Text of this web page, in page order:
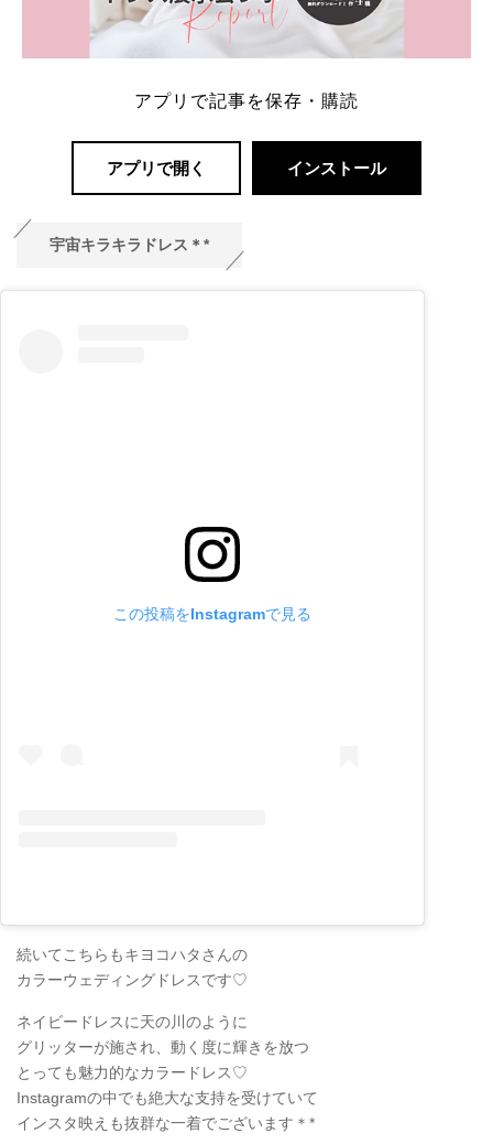
アプリで記事を保存・購読
アプリで開く インストール
宇宙キラキラドレス＊*
この投稿をInstagramで見る
続いてこちらもキヨコハタさんの
カラーウェディングドレスです♡
ネイビードレスに天の川のように
グリッターが施され、動く度に輝きを放つ
とっても魅力的なカラードレス♡
Instagramの中でも絶大な支持を受けていて
インスタ映えも抜群な一着でございます＊*